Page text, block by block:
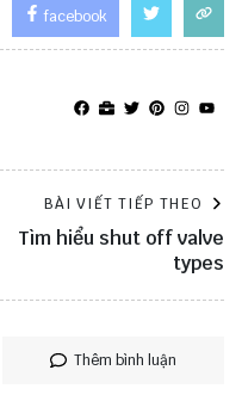
facebook
BÀI VIẾT TIẾP THEO
Tìm hiểu shut off valve
types
Thêm bình luận